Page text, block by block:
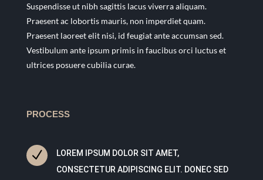
Suspendisse ut nibh sagittis lacus viverra aliquam.
Praesent ac lobortis mauris, non imperdiet quam.
Praesent laoreet elit nisi, id feugiat ante accumsan sed.
Vestibulum ante ipsum primis in faucibus orci luctus et
ultrices posuere cubilia curae.
PROCESS
N
LOREM IPSUM DOLOR SIT AMET,
CONSECTETUR ADIPISCING ELIT. DONEC SED